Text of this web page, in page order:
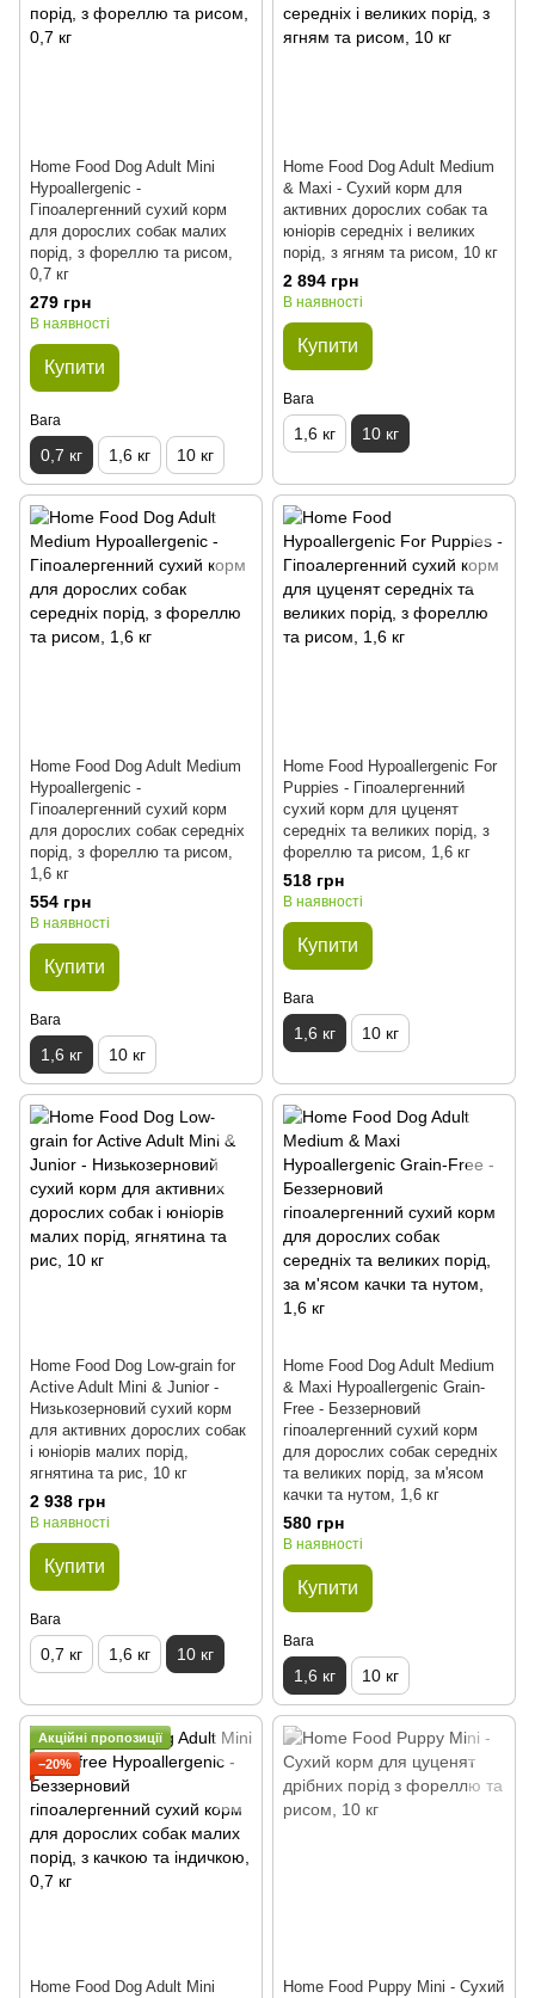
Home Food Dog Adult Mini
Hypoallergenic -
Гіпоалергенний сухий корм
для дорослих собак малих
порід, з фореллю та рисом,
0,7 кг
279 грн
В наявності
Купити
Вага
0,7 кг 1,6 кг 10 кг
Home Food Dog Adult Medium
& Maxi - Сухий корм для
активних дорослих собак та
юніорів середніх і великих
порід, з ягням та рисом, 10 кг
2 894 грн
В наявності
Купити
Вага
1,6 кг 10 кг
Home Food Dog Adult Medium
Hypoallergenic -
Гіпоалергенний cухий корм
для дорослих собак середніх
порід, з фореллю та рисом,
1,6 кг
554 грн
В наявності
Купити
Вага
1,6 кг 10 кг
Home Food Hypoallergenic For
Puppies - Гіпоалергенний
сухий корм для цуценят
середніх та великих порід, з
фореллю та рисом, 1,6 кг
518 грн
В наявності
Купити
Вага
1,6 кг 10 кг
Home Food Dog Low-grain for
Active Adult Mini & Junior -
Низькозерновий сухий корм
для активних дорослих собак
і юніорів малих порід,
ягнятина та рис, 10 кг
2 938 грн
В наявності
Купити
Вага
0,7 кг 1,6 кг 10 кг
Home Food Dog Adult Medium
& Maxi Hypoallergenic Grain-
Free - Беззерновий
гіпоалергенний сухий корм
для дорослих собак середніх
та великих порід, за м'ясом
качки та нутом, 1,6 кг
580 грн
В наявності
Купити
Вага
1,6 кг 10 кг
Акційні пропозиції
−20%
Home Food Dog Adult Mini
Home Food Puppy Mini - Сухий